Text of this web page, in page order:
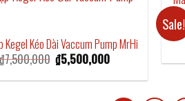
Kegel Kéo Dài Vaccum Pump MrHi
7,500,000 Original
price
was:
₫5,500,000Current
is:
Sale!